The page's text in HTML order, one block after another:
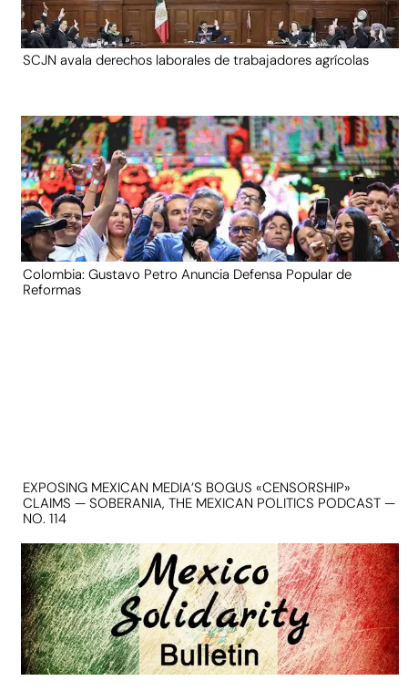
SCJN avala derechos laborales de trabajadores agrícolas
Colombia: Gustavo Petro Anuncia Defensa Popular de
Reformas
EXPOSING MEXICAN MEDIA’S BOGUS «CENSORSHIP»
CLAIMS — SOBERANIA, THE MEXICAN POLITICS PODCAST —
NO. 114